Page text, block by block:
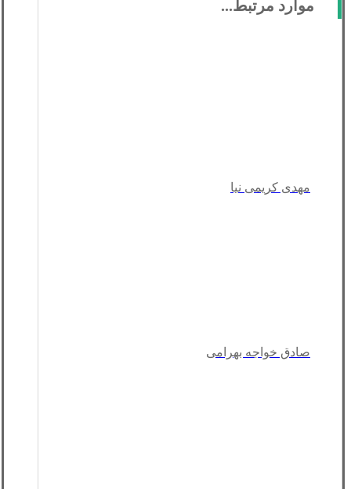
موارد مرتبط...
مهدی کریمی نیا
صادق خواجه بهرامی